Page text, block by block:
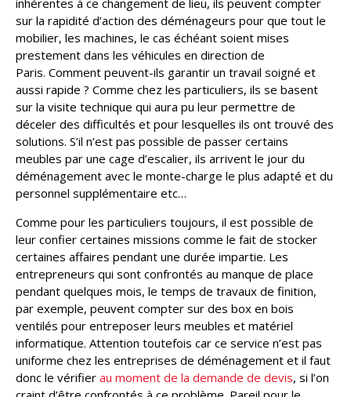
inhérentes à ce changement de lieu, ils peuvent compter
sur la rapidité d’action des déménageurs pour que tout le
mobilier, les machines, le cas échéant soient mises
prestement dans les véhicules en direction de
Paris. Comment peuvent-ils garantir un travail soigné et
aussi rapide ? Comme chez les particuliers, ils se basent
sur la visite technique qui aura pu leur permettre de
déceler des difficultés et pour lesquelles ils ont trouvé des
solutions. S’il n’est pas possible de passer certains
meubles par une cage d’escalier, ils arrivent le jour du
déménagement avec le monte-charge le plus adapté et du
personnel supplémentaire etc…
Comme pour les particuliers toujours, il est possible de
leur confier certaines missions comme le fait de stocker
certaines affaires pendant une durée impartie. Les
entrepreneurs qui sont confrontés au manque de place
pendant quelques mois, le temps de travaux de finition,
par exemple, peuvent compter sur des box en bois
ventilés pour entreposer leurs meubles et matériel
informatique. Attention toutefois car ce service n’est pas
uniforme chez les entreprises de déménagement et il faut
donc le vérifier au moment de la demande de devis, si l’on